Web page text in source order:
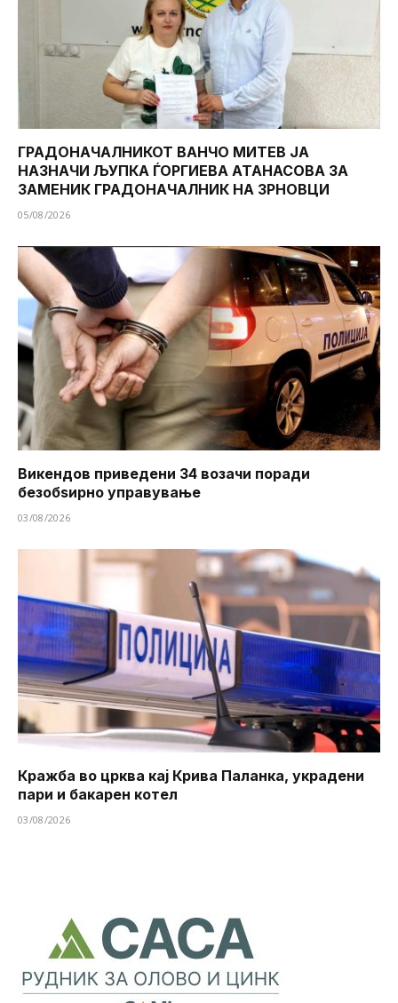
ГРАДОНАЧАЛНИКОТ ВАНЧО МИТЕВ ЈА
НАЗНАЧИ ЉУПКА ЃОРГИЕВА АТАНАСОВА ЗА
ЗАМЕНИК ГРАДОНАЧАЛНИК НА ЗРНОВЦИ
05/08/2026
Викендов приведени 34 возачи поради
безобѕирно управување
03/08/2026
Кражба во црква кај Крива Паланка, украдени
пари и бакарен котел
03/08/2026